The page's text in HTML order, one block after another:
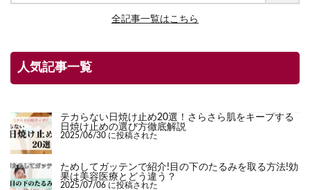
全記事一覧はこちら
人気記事一覧
テカらない日焼け止め20選！さらさら肌をキープする
日焼け止めの選び方徹底解説
2025/06/30 に投稿された
ためしてガッテンで紹介!目の下のたるみを取る方法!効
果は美容医療とどう違う？
2025/07/06 に投稿された